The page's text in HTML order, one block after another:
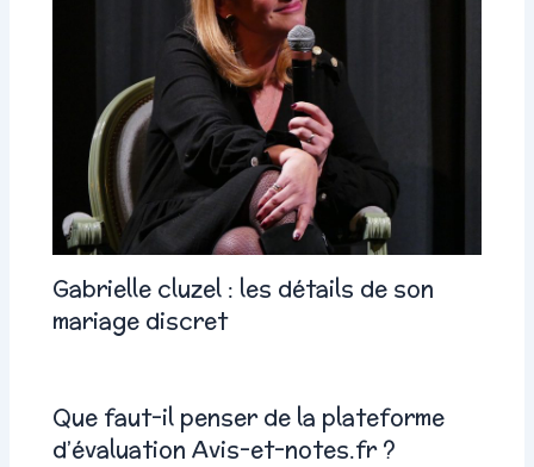
Gabrielle cluzel : les détails de son
mariage discret
Que faut-il penser de la plateforme
d’évaluation Avis-et-notes.fr ?